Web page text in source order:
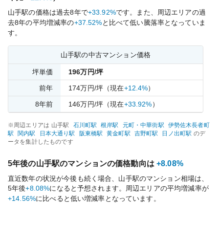
山手駅の価格は過去8年で+33.92%です。
また、周辺エリアの過
去8年の平均増減率の+37.52%と比べて低い騰落率となっていま
す。
山手駅の中古マンション価格
坪単価 196万円/坪
前年 174万円/坪 （現在+12.4%）
8年前 146万円/坪 （現在+33.92%）
※周辺エリアは 山手駅 石川町駅 根岸駅 元町・中華街駅
伊勢佐木長者町
駅
関内駅 日本大通り駅 阪東橋駅 黄金町駅 吉野町駅 日ノ出町駅 のデ
ータを集計したものです
5年後の山手駅のマンションの価格動向は +8.08%
直近数年の状況が今後も続く場合、 山手駅のマンション相場は、
5年後+8.08%になると予想されます。周辺エリアの平均増減率が
+14.56%に比べると低い増減率となっています。